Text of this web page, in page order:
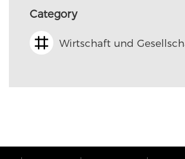
Category
Wirtschaft und